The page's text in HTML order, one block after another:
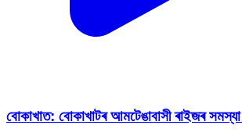
বোকাখাত: বোকাখাটৰ আমটেঙাবাসী ৰাইজৰ সমস্যা